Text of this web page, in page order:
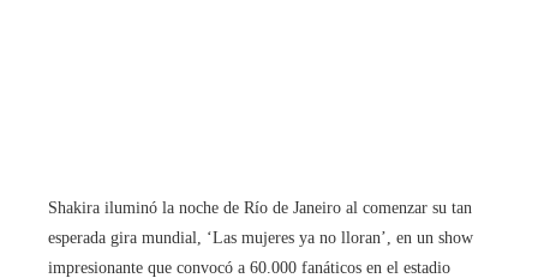
Shakira iluminó la noche de Río de Janeiro al comenzar su tan
esperada gira mundial, ‘Las mujeres ya no lloran’, en un show
impresionante que convocó a 60.000 fanáticos en el estadio